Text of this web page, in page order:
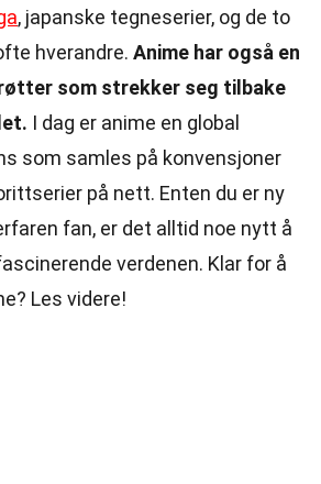
, japanske tegneserier, og de to
hverandre. Anime har også en
som strekker seg tilbake
I dag er anime en global
som samles på konvensjoner
på nett. Enten du er ny
fan, er det alltid noe nytt å
verdenen. Klar for å
Les videre!